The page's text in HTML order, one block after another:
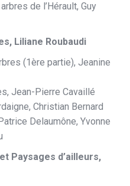
de l’Hérault, Guy
Liliane Roubaudi
(1ère partie), Jeanine
Jean-Pierre Cavaillé
Christian Bernard
Delaumône, Yvonne
Paysages d’ailleurs,